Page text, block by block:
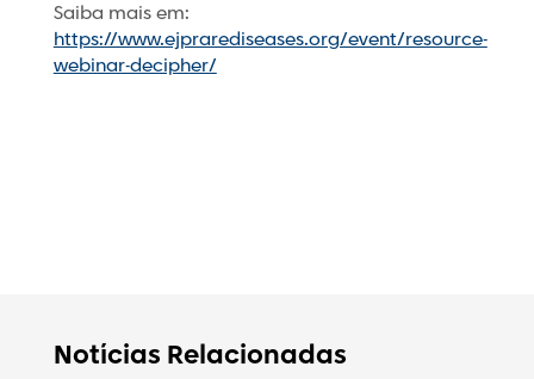
Saiba mais em:
https://www.ejprarediseases.org/event/resource-
webinar-decipher/
Notícias Relacionadas